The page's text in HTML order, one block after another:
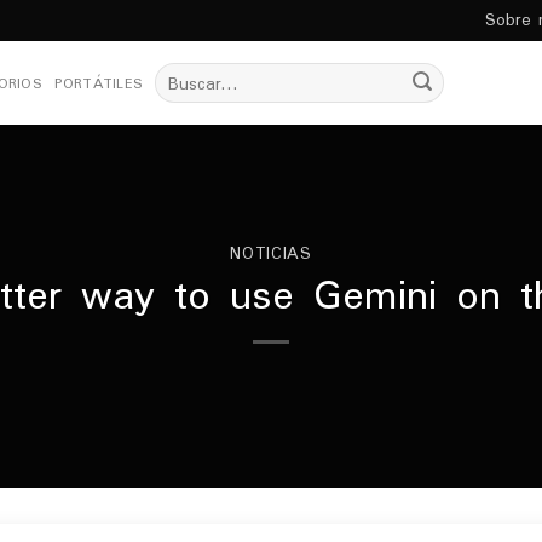
Sobre
PORTÁTILES Buscar
por:
NOTICIAS
way to use Gemini on